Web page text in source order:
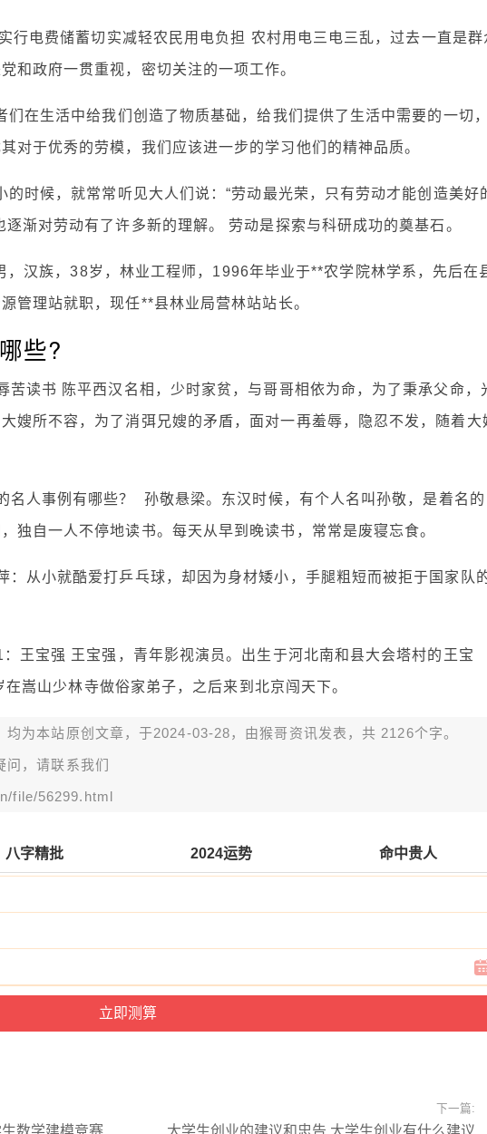
行电费储蓄切实减轻农民用电负担 农村用电三电三乱，过去一直是群
和政府一贯重视，密切关注的一项工作。
在生活中给我们创造了物质基础，给我们提供了生活中需要的一切，
对于优秀的劳模，我们应该进一步的学习他们的精神品质。
时候，就常常听见大人们说：“劳动最光荣，只有劳动才能创造美好
渐对劳动有了许多新的理解。 劳动是探索与科研成功的奠基石。
汉族，38岁，林业工程师，1996年毕业于**农学院林学系，先后在
管理站就职，现任**县林业局营林站站长。
些?
苦读书 陈平西汉名相，少时家贫，与哥哥相依为命，为了秉承父命，
嫂所不容，为了消弭兄嫂的矛盾，面对一再羞辱，隐忍不发，随着大
名人事例有哪些？ 孙敬悬梁。东汉时候，有个人名叫孙敬，是着名的
独自一人不停地读书。每天从早到晚读书，常常是废寝忘食。
：从小就酷爱打乒乓球，却因为身材矮小，手腿粗短而被拒于国家队
王宝强 王宝强，青年影视演员。出生于河北南和县大会塔村的王宝
嵩山少林寺做俗家弟子，之后来到北京闯天下。
均为本站原创文章，于2024-03-28，由猴哥资讯 发表，共 2126个字。
问，请联系我们
file/56299.html
八字精批 2024运势 命中贵人
数学建模竞赛
下一篇:
大学生创业的建议和忠告,大学生创业有什么建议